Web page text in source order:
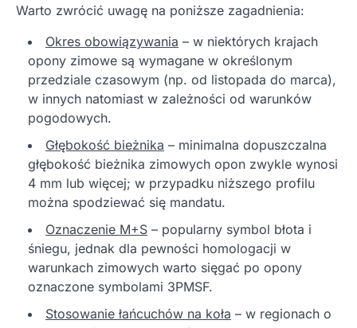
Warto zwrócić uwagę na poniższe zagadnienia:
Okres obowiązywania – w niektórych krajach
opony zimowe są wymagane w określonym
przedziale czasowym (np. od listopada do marca),
w innych natomiast w zależności od warunków
pogodowych.
Głębokość bieżnika – minimalna dopuszczalna
głębokość bieżnika zimowych opon zwykle wynosi
4 mm lub więcej; w przypadku niższego profilu
można spodziewać się mandatu.
Oznaczenie M+S – popularny symbol błota i
śniegu, jednak dla pewności homologacji w
warunkach zimowych warto sięgać po opony
oznaczone symbolami 3PMSF.
Stosowanie łańcuchów na koła – w regionach o